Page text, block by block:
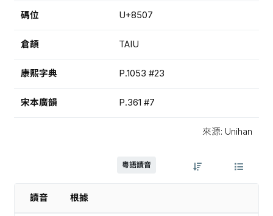
碼位 U+8507
倉頡 TAIU
康熙字典 P.1053 #23
宋本廣韻 P.361 #7
來源: Unihan
粵語讀音
讀音 根據